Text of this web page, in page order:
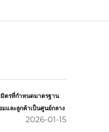
ตรที่กำหนดมาตรฐาน
มและลูกค้าเป็นศูนย์กลาง
2026-01-15